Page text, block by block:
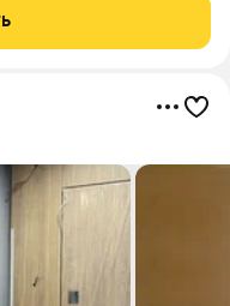
порадует продуманная